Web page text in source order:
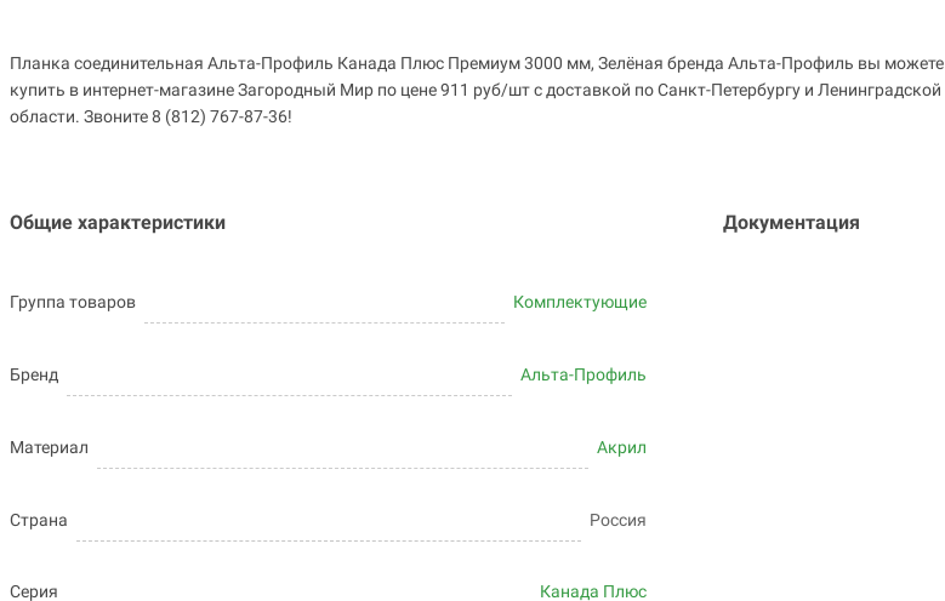
Планка соединительная Альта-Профиль Канада Плюс Премиум 3000 мм, Зелёная бренда Альта-Профиль вы можете
купить в интернет-магазине Загородный Мир по цене 911 руб/шт с доставкой по Санкт-Петербургу и Ленинградской
области. Звоните 8 (812) 767-87-36!
Общие характеристики
Группа товаров Комплектующие
Бренд Альта-Профиль
Материал Акрил
Страна Россия
Серия Канада Плюс
Документация